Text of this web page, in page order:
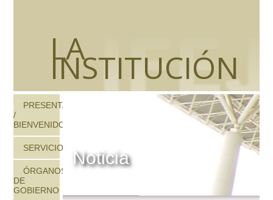
LA
INSTITUCIÓN
PRESENTACIÓN
/
BIENVENIDOS
SERVICIOS
ÓRGANOS
DE
GOBIERNO
Noticia